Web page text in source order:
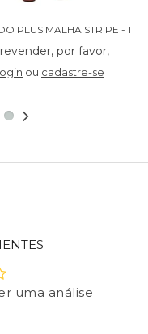
ou cadastre-se
uma análise